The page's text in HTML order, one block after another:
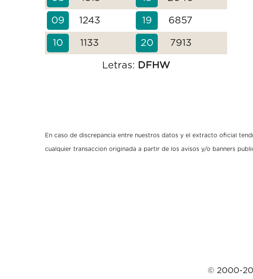
09 1243 19 6857
10 1133 20 7913
Letras: DFHW
En caso de discrepancia entre nuestros datos y el extracto oficial
cualquier transaccion originada a partir de los avisos y/o banners
© 2000-